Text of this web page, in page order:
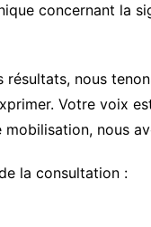
concernant la
résultats, nous
Votre voix
nous
la consultation :